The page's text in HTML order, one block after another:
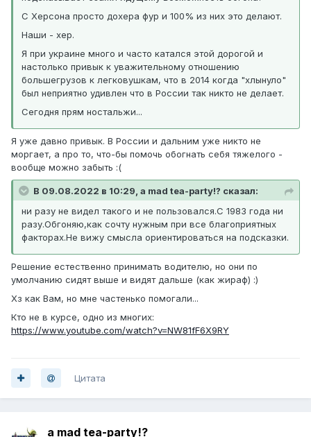
С Херсона просто дохера фур и 100% из них это делают.
Наши - хер.
Я при украине много и часто катался этой дорогой и
настолько привык к уважительному отношению
большегрузов к легковушкам, что в 2014 когда "хлынуло"
был неприятно удивлен что в России так никто не делает.
Сегодня прям ностальжи...
Я уже давно привык. В России и дальним уже никто не
моргает, а про то, что-бы помочь обогнать себя тяжелого -
вообще можно забыть :(
В 09.08.2022 в 10:29, a mad tea-party!? сказал:
ни разу не видел такого и не пользовался.С 1983 года ни
разу.Обгоняю,как сочту нужным при все благоприятных
факторах.Не вижу смысла ориентироваться на подсказки.
Решение естественно принимать водителю, но они по
умолчанию сидят выше и видят дальше (как жираф) :)
Хз как Вам, но мне частенько помогали...
Кто не в курсе, одно из многих:
https://www.youtube.com/watch?v=NW81fF6X9RY
Цитата
a mad tea-party!?